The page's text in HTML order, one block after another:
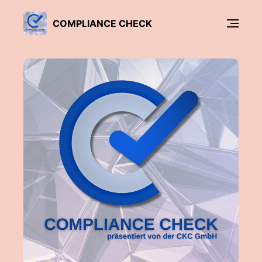
COMPLIANCE CHECK